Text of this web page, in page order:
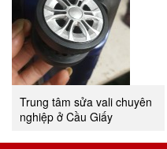
Trung tâm sửa vali chuyên
nghiệp ở Cầu Giấy